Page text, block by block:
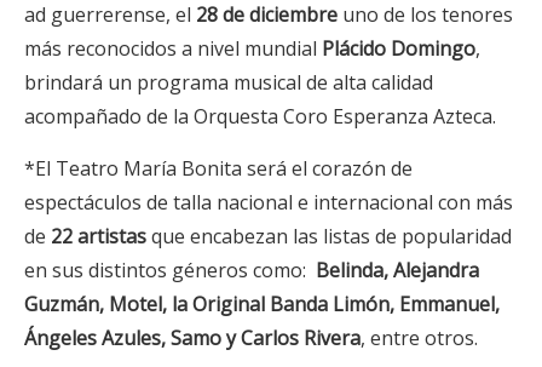
ad guerrerense, el 28 de diciembre uno de los tenores
más reconocidos a nivel mundial Plácido Domingo,
brindará un programa musical de alta calidad
acompañado de la Orquesta Coro Esperanza Azteca.
*El Teatro María Bonita será el corazón de
espectáculos de talla nacional e internacional con más
de 22 artistasque encabezan las listas de popularidad
en sus distintos géneros como: Belinda, Alejandra
Guzmán, Motel, la Original Banda Limón, Emmanuel,
Ángeles Azules, Samo y Carlos Rivera, entre otros.